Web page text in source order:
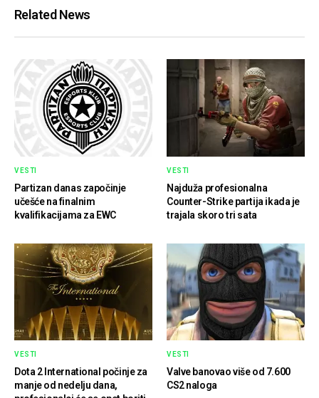
Related News
VESTI
Partizan danas započinje
učešće na finalnim
kvalifikacijama za EWC
VESTI
Najduža profesionalna
Counter-Strike partija ikada je
trajala skoro tri sata
VESTI
Dota 2 International počinje za
manje od nedelju dana,
VESTI
Valve banovao više od 7.600
CS2 naloga